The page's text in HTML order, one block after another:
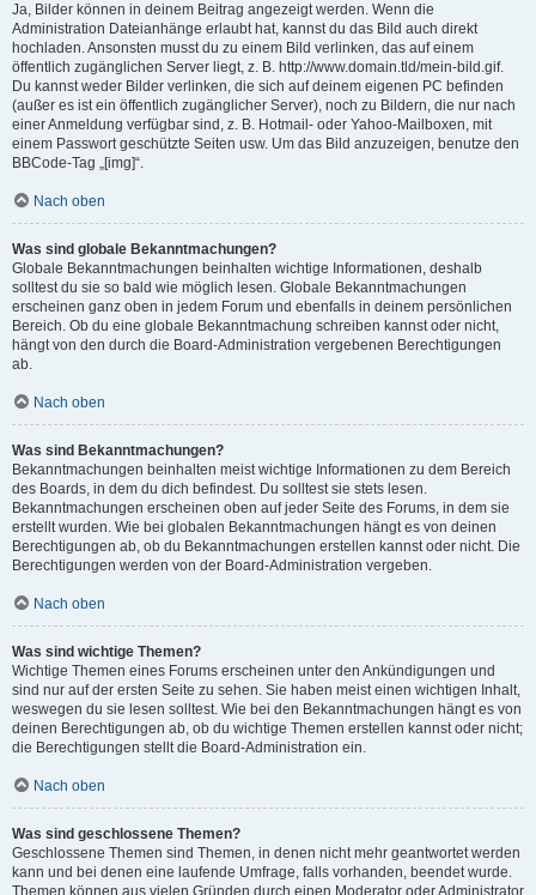
Ja, Bilder können in deinem Beitrag angezeigt werden. Wenn die
Administration Dateianhänge erlaubt hat, kannst du das Bild auch direkt
hochladen. Ansonsten musst du zu einem Bild verlinken, das auf einem
öffentlich zugänglichen Server liegt, z. B. http://www.domain.tld/mein-bild.gif.
Du kannst weder Bilder verlinken, die sich auf deinem eigenen PC befinden
(außer es ist ein öffentlich zugänglicher Server), noch zu Bildern, die nur nach
einer Anmeldung verfügbar sind, z. B. Hotmail- oder Yahoo-Mailboxen, mit
einem Passwort geschützte Seiten usw. Um das Bild anzuzeigen, benutze den
BBCode-Tag „[img]“.
Nach oben
Was sind globale Bekanntmachungen?
Globale Bekanntmachungen beinhalten wichtige Informationen, deshalb
solltest du sie so bald wie möglich lesen. Globale Bekanntmachungen
erscheinen ganz oben in jedem Forum und ebenfalls in deinem persönlichen
Bereich. Ob du eine globale Bekanntmachung schreiben kannst oder nicht,
hängt von den durch die Board-Administration vergebenen Berechtigungen
ab.
Nach oben
Was sind Bekanntmachungen?
Bekanntmachungen beinhalten meist wichtige Informationen zu dem Bereich
des Boards, in dem du dich befindest. Du solltest sie stets lesen.
Bekanntmachungen erscheinen oben auf jeder Seite des Forums, in dem sie
erstellt wurden. Wie bei globalen Bekanntmachungen hängt es von deinen
Berechtigungen ab, ob du Bekanntmachungen erstellen kannst oder nicht. Die
Berechtigungen werden von der Board-Administration vergeben.
Nach oben
Was sind wichtige Themen?
Wichtige Themen eines Forums erscheinen unter den Ankündigungen und
sind nur auf der ersten Seite zu sehen. Sie haben meist einen wichtigen Inhalt,
weswegen du sie lesen solltest. Wie bei den Bekanntmachungen hängt es von
deinen Berechtigungen ab, ob du wichtige Themen erstellen kannst oder nicht;
die Berechtigungen stellt die Board-Administration ein.
Nach oben
Was sind geschlossene Themen?
Geschlossene Themen sind Themen, in denen nicht mehr geantwortet werden
kann und bei denen eine laufende Umfrage, falls vorhanden, beendet wurde.
Themen können aus vielen Gründen durch einen Moderator oder Administrator